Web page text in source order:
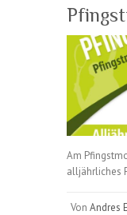
Am
alljährliches
Von Andres